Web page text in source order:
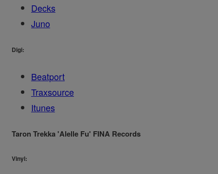
Decks
Juno
Digi:
Beatport
Traxsource
Itunes
Taron Trekka 'Alelle Fu' FINA Records
Vinyl: